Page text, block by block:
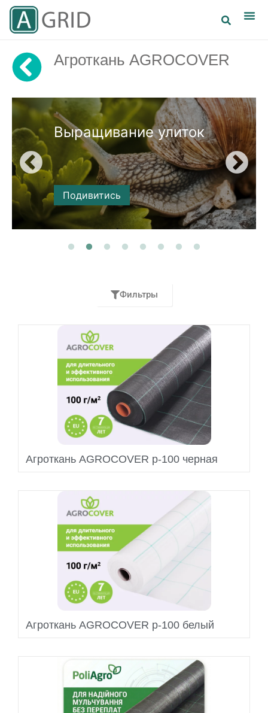
Агроткань AGROCOVER
Овощеводство
Подивитись
Фильтры
Агроткань AGROCOVER p-100 черная
Агроткань AGROCOVER p-100 белый